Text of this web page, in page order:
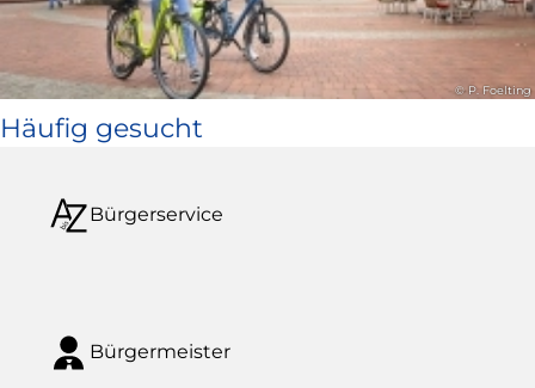
© P. Foelting
Häufig gesucht
Bürgerservice
Bürgermeister